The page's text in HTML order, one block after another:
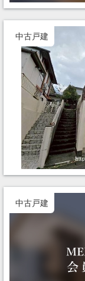
中古戸建
中古戸建